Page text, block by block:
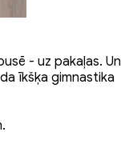
- uz pakaļas. Un
īkšķa gimnastika